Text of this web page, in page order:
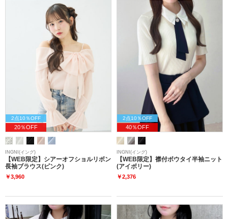
2点10％OFF
20％OFF
INGNI(イング)
【WEB限定】シアーオフショルリボン
長袖ブラウス(ピンク)
￥3,960
2点10％OFF
40％OFF
INGNI(イング)
【WEB限定】襟付ボウタイ半袖ニット
(アイボリー)
￥2,376